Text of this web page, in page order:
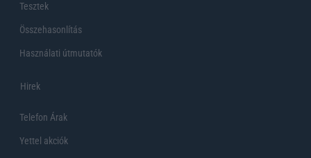
Tesztek
Összehasonlítás
Használati útmutatók
Hirek
Telefon Árak
Yettel akciók